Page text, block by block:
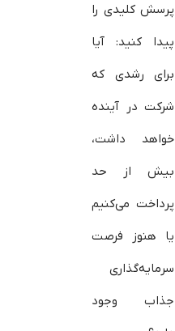
پرسش کلیدی را
پیدا کنید: آیا
برای رشدی که
شرکت در آینده
خواهد داشت،
بیش از حد
پرداخت می‌کنیم
یا هنوز فرصت
سرمایه‌گذاری
جذاب وجود